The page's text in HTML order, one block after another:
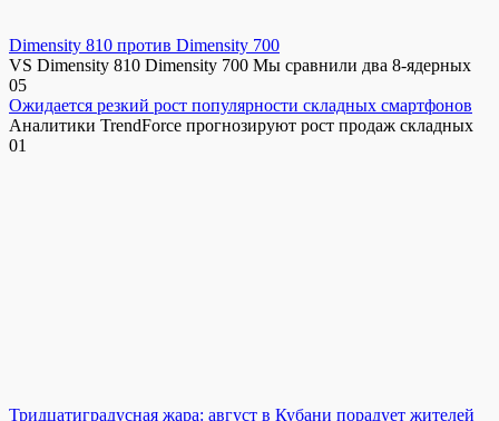
Dimensity 810 против Dimensity 700
VS Dimensity 810 Dimensity 700 Мы сравнили два 8-ядерных
05
Ожидается резкий рост популярности складных смартфонов
Аналитики TrendForce прогнозируют рост продаж складных
01
Тридцатиградусная жара: август в Кубани порадует жителей